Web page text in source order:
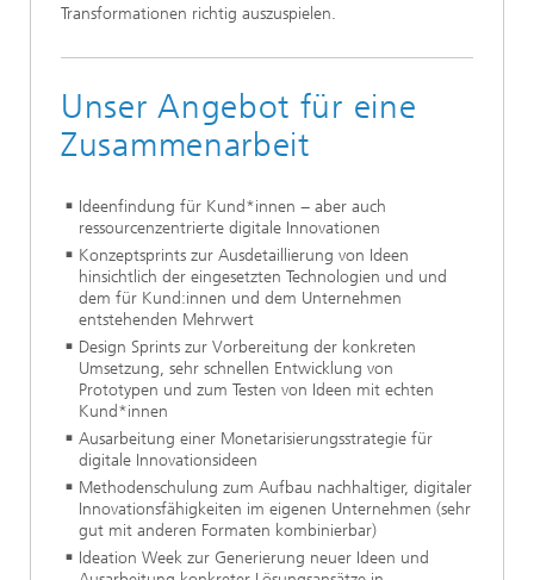
Transformationen richtig auszuspielen.
Unser Angebot für eine
Zusammenarbeit​
Ideenfindung für Kund*innen − aber auch
ressourcenzentrierte digitale Innovationen
Konzeptsprints zur Ausdetaillierung von Ideen
hinsichtlich der eingesetzten Technologien und und
dem für Kund:innen und dem Unternehmen
entstehenden Mehrwert
Design Sprints zur Vorbereitung der konkreten
Umsetzung, sehr schnellen Entwicklung von
Prototypen und zum Testen von Ideen mit echten
Kund*innen
Ausarbeitung einer Monetarisierungsstrategie für
digitale Innovationsideen
Methodenschulung zum Aufbau nachhaltiger, digitaler
Innovationsfähigkeiten im eigenen Unternehmen (sehr
gut mit anderen Formaten kombinierbar)
Ideation Week zur Generierung neuer Ideen und